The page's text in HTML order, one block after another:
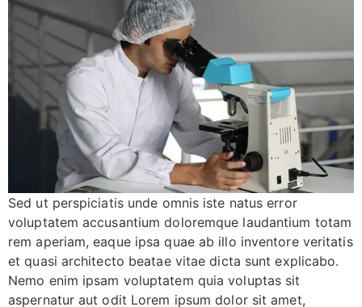
Sed ut perspiciatis unde omnis iste natus error
voluptatem accusantium doloremque laudantium totam
rem aperiam, eaque ipsa quae ab illo inventore veritatis
et quasi architecto beatae vitae dicta sunt explicabo.
Nemo enim ipsam voluptatem quia voluptas sit
aspernatur aut odit Lorem ipsum dolor sit amet,